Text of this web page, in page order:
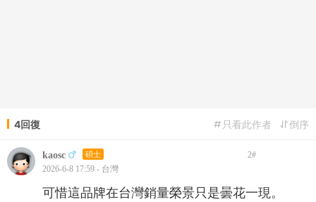
4回復 倒序
只看此作者
kaosc 碩士 2#
2026-6-8 17:59 - 台灣
可惜這品牌在台灣銷量榮景只是曇花一現。